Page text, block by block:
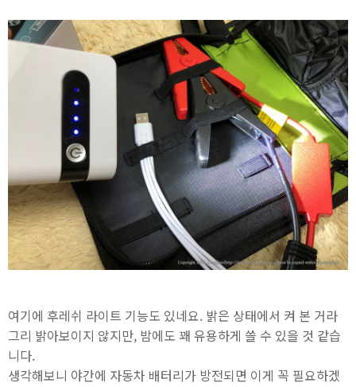
여기에 후레쉬 라이트 기능도 있네요. 밝은 상태에서 켜 본 거라
그리 밝아보이지 않지만, 밤에도 꽤 유용하게 쓸 수 있을 것 같습
니다.
생각해보니 야간에 자동차 배터리가 방전되면 이게 꼭 필요하겠